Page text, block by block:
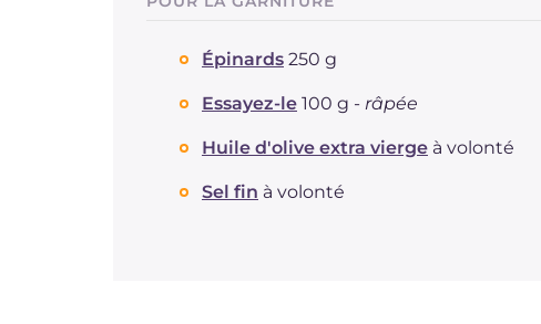
Épinards 250 g
Essayez-le 100 g - râpée
Huile d'olive extra vierge à volonté
Sel fin à volonté